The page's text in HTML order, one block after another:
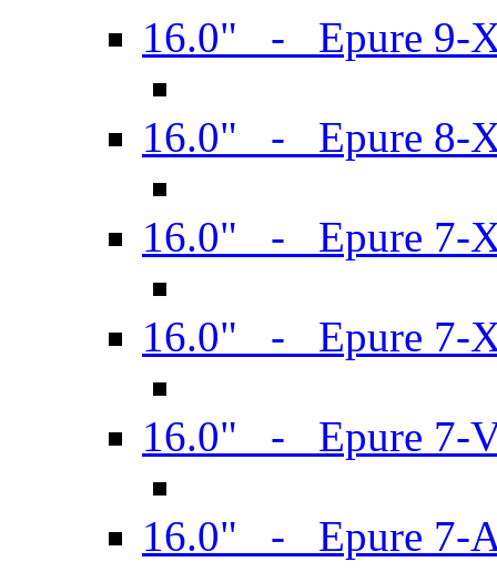
16.0" - Epure 9-
16.0" - Epure 8-
16.0" - Epure 7-
16.0" - Epure 7-
16.0" - Epure 7-
16.0" - Epure 7-